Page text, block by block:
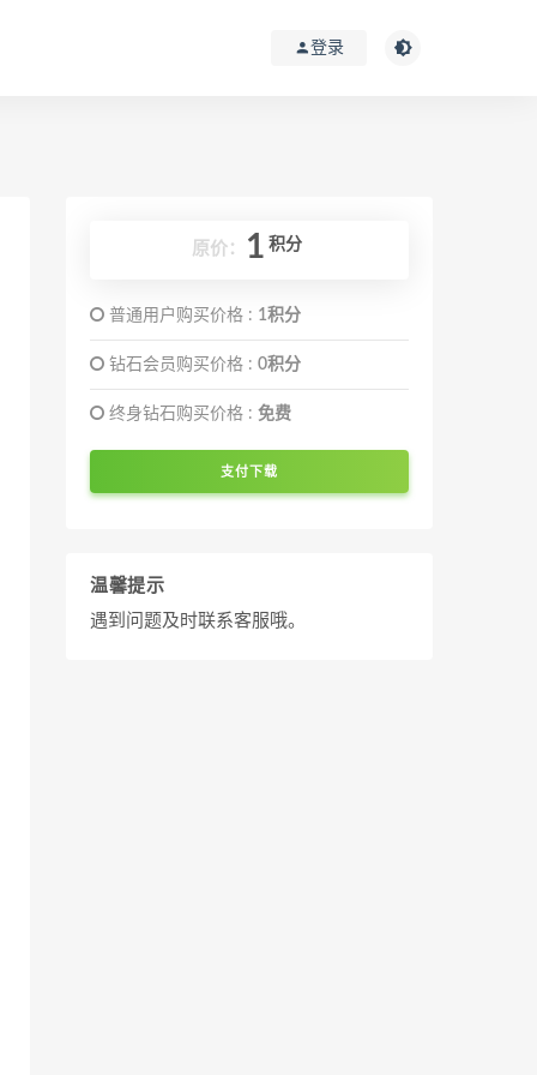
登录
原价： 1 积分
普通用户购买价格 : 1积分
钻石会员购买价格 : 0积分
终身钻石购买价格 : 免费
支付下载
温馨提示
遇到问题及时联系客服哦。